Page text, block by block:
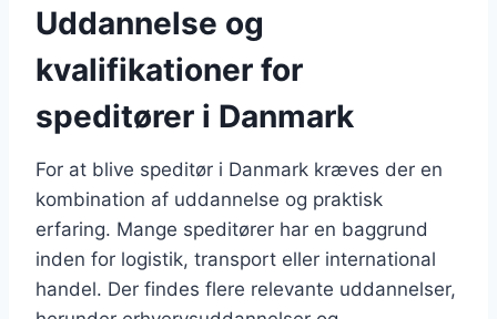
Uddannelse og
kvalifikationer for
speditører i Danmark
For at blive speditør i Danmark kræves der en
kombination af uddannelse og praktisk
erfaring. Mange speditører har en baggrund
inden for logistik, transport eller international
handel. Der findes flere relevante uddannelser,